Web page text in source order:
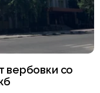
вербовки со